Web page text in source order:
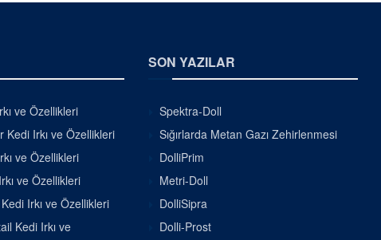
ve Özellikleri
Kedi Irkı ve Özellikleri
ve Özellikleri
ve Özellikleri
Irkı ve Özellikleri
Kedi Irkı ve
SON YAZILAR
Spektra-Doll
Sığırlarda Metan Gazı Zehirlenmesi
DolliPrim
Metri-Doll
DolliSipra
Dolli-Prost